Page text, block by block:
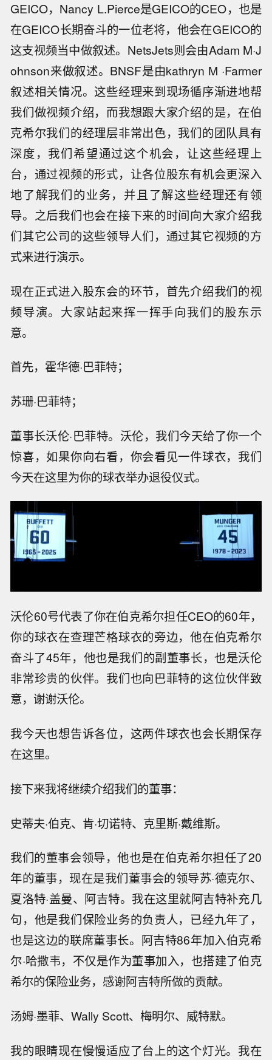
GEICO，Nancy L.Pierce是GEICO的CEO，也是
在GEICO长期奋斗的一位老将，他会在GEICO的
这支视频当中做叙述。NetsJets则会由Adam M·J
ohnson来做叙述。BNSF是由kathryn M ·Farmer
叙述相关情况。这些经理来到现场循序渐进地帮
我们做视频介绍，而我想跟大家介绍的是，在伯
克希尔我们的经理层非常出色，我们的团队具有
深度，我们希望通过这个机会，让这些经理上
台，通过视频的形式，让各位股东有机会更深入
地了解我们的业务，并且了解这些经理还有领
导。之后我们也会在接下来的时间向大家介绍我
们其它公司的这些领导人们，通过其它视频的方
式来进行演示。
现在正式进入股东会的环节，首先介绍我们的视
频导演。大家站起来挥一挥手向我们的股东示
意。
首先，霍华德·巴菲特；
苏珊·巴菲特；
董事长沃伦·巴菲特。沃伦，我们今天给了你一个
惊喜，如果你向右看，你会看见一件球衣，我们
今天在这里为你的球衣举办退役仪式。
沃伦60号代表了你在伯克希尔担任CEO的60年，
你的球衣在查理芒格球衣的旁边，他在伯克希尔
奋斗了45年，他也是我们的副董事长，也是沃伦
非常珍贵的伙伴。我们也向巴菲特的这位伙伴致
意，谢谢沃伦。
我今天也想告诉各位，这两件球衣也会长期保存
在这里。
接下来我将继续介绍我们的董事：
史蒂夫·伯克、肯·切诺特、克里斯·戴维斯。
我们的董事会领导，他也是在伯克希尔担任了20
年的董事，现在是我们董事会的领导苏·德克尔、
夏洛特·盖曼、阿吉特。我在这里就阿吉特补充几
句，他是我们保险业务的负责人，已经九年了，
也是这边的联席董事长。阿吉特86年加入伯克希
尔·哈撒韦，不仅是作为董事加入，也搭建了伯克
希尔的保险业务，感谢阿吉特所做的贡献。
汤姆·墨菲、Wally Scott、梅明尔、威特默。
我的眼睛现在慢慢适应了台上的这个灯光。我在